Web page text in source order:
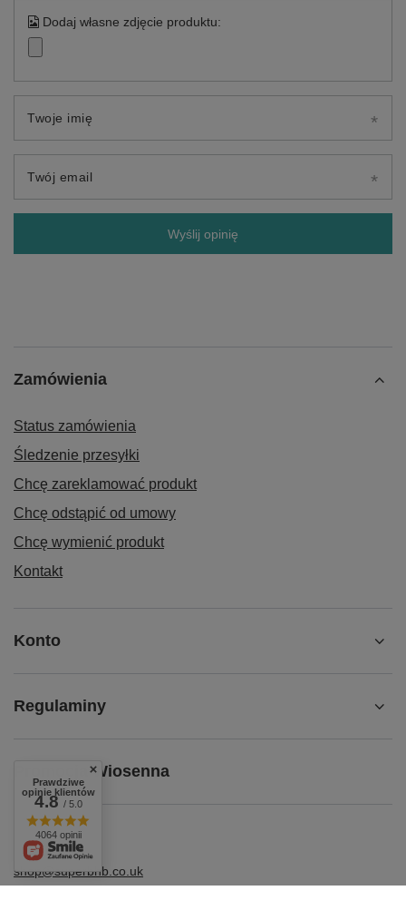
Dodaj własne zdjęcie produktu:
Twoje imię
Twój email
Wyślij opinię
Zamówienia
Status zamówienia
Śledzenie przesyłki
Chcę zareklamować produkt
Chcę odstąpić od umowy
Chcę wymienić produkt
Kontakt
Konto
Regulaminy
Promocja Wiosenna
shop@superbhb.co.uk
Prawdziwe
opinie klientów
4.8/ 5.0
4064 opinii